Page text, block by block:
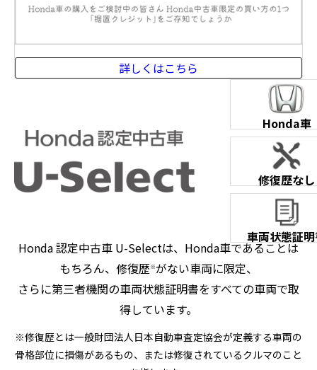
詳しくはこちら
Honda車
修復歴なし
車両状態証
Honda 認定中古車 U-Selectは、Honda車であることは
もちろん、修復歴※がない車両に限定、
さらに第三者機関の車両状態証明書をすべての車両で取
得しています。
※修復歴とは一般財団法人日本自動車査定協会が定義する車両の
骨格部位に損傷があるもの、または修復されているクルマのこと